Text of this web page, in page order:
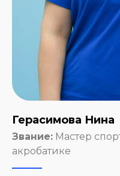
Герасимова Нина
Звание: Мастер
акробатике